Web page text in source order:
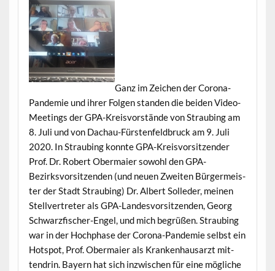
Ganz im Zeichen der Coro­na-
Pan­demie und ihrer Fol­gen standen die bei­den Video-
Meet­ings der GPA-Kreisvorstände von Straub­ing am
8. Juli und von Dachau-Fürsten­feld­bruck am 9. Juli
2020. In Straub­ing kon­nte GPA-Kreisvor­sitzen­der
Prof. Dr. Robert Ober­maier sowohl den GPA-
Bezirksvor­sitzen­den (und neuen Zweit­en Bürg­er­meis­
ter der Stadt Straub­ing) Dr. Albert Solled­er, meinen
Stel­lvertreter als GPA-Lan­desvor­sitzen­den, Georg
Schwarz­fis­ch­er-Engel, und mich begrüßen. Straub­ing
war in der Hoch­phase der Coro­na-Pan­demie selb­st ein
Hotspot, Prof. Ober­maier als Kranken­hausarzt mit­
ten­drin. Bay­ern hat sich inzwis­chen für eine mögliche